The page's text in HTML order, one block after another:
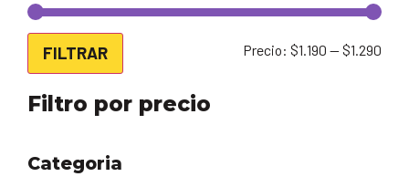
FILTRAR Precio: $1.190 —$1.290
Filtro por precio
Categoria